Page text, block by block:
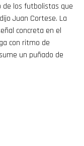
de los futbolistas que
Juan Cortese. La
concreta en el
con ritmo de
un puñado de